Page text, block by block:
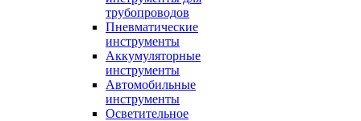
трубопроводов
Пневматические
инструменты
Аккумуляторные
инструменты
Автомобильные
инструменты
Осветительное